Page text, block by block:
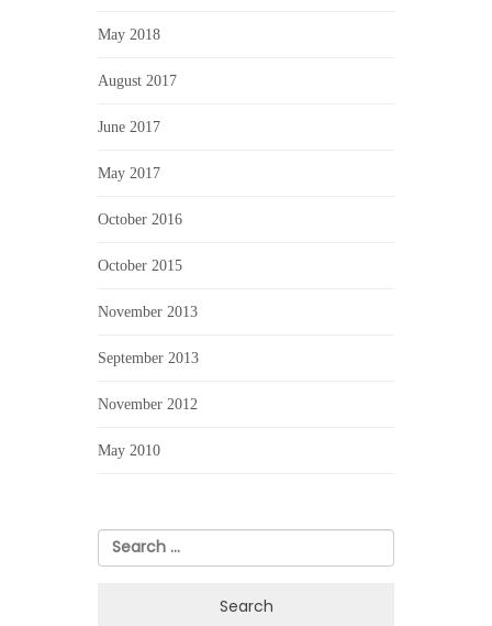
May 2018
August 2017
June 2017
May 2017
October 2016
October 2015
November 2013
September 2013
November 2012
May 2010
Search
for: